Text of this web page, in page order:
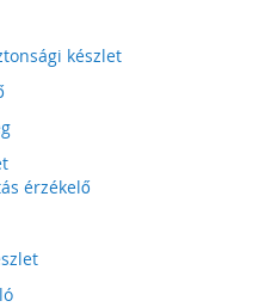
készlet
érzékelő